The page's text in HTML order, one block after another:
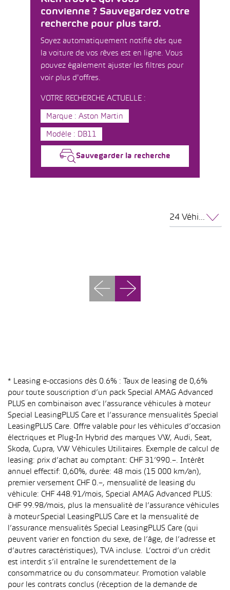
convienne ? Sauvegardez votre
recherche pour plus tard.
Soyez automatiquement notifié dès que
la voiture de vos rêves est en ligne. Vous
pouvez également ajuster les filtres pour
voir plus d'offres.
VOTRE RECHERCHE ACTUELLE :
Marque : Aston Martin
Modèle : DB11
Sauvegarder la recherche
24 Véhicules par page
* Leasing e-occasions dès 0.6% : Taux de leasing de 0,6%
pour toute souscription d’un pack Special AMAG Advanced
PLUS en combinaison avec l’assurance véhicules à moteur
Special LeasingPLUS Care et l’assurance mensualités Special
LeasingPLUS Care. Offre valable pour les véhicules d’occasion
électriques et Plug-In Hybrid des marques VW, Audi, Seat,
Skoda, Cupra, VW Véhicules Utilitaires. Exemple de calcul de
leasing: prix d’achat au comptant: CHF 31’990.–. Intérêt
annuel effectif: 0,60%, durée: 48 mois (15 000 km/an),
premier versement CHF 0.–, mensualité de leasing du
véhicule: CHF 448.91/mois, Special AMAG Advanced PLUS:
CHF 99.98/mois, plus la mensualité de l’assurance véhicules
à moteur Special LeasingPLUS Care et la mensualité de
l’assurance mensualités Special LeasingPLUS Care (qui
peuvent varier en fonction du sexe, de l’âge, de l’adresse et
d’autres caractéristiques), TVA incluse. L’octroi d’un crédit
est interdit s’il entraîne le surendettement de la
consommatrice ou du consommateur. Promotion valable
pour les contrats conclus (réception de la demande de